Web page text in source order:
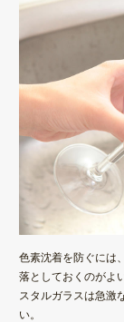
色素沈着を防ぐには
落としておく のがよ
スタルガラスは急激
い。